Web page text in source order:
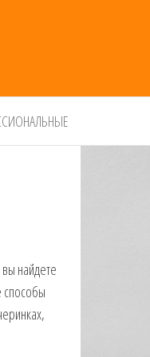
вы найдете
способы